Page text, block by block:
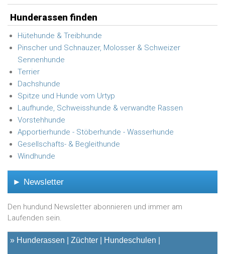
Hunderassen finden
Hütehunde & Treibhunde
Pinscher und Schnauzer, Molosser & Schweizer
Sennenhunde
Terrier
Dachshunde
Spitze und Hunde vom Urtyp
Laufhunde, Schweisshunde & verwandte Rassen
Vorstehhunde
Apportierhunde - Stöberhunde - Wasserhunde
Gesellschafts- & Begleithunde
Windhunde
► Newsletter
Den hundund Newsletter abonnieren und immer am
Laufenden sein.
» Hunderassen Züchter Hundeschulen